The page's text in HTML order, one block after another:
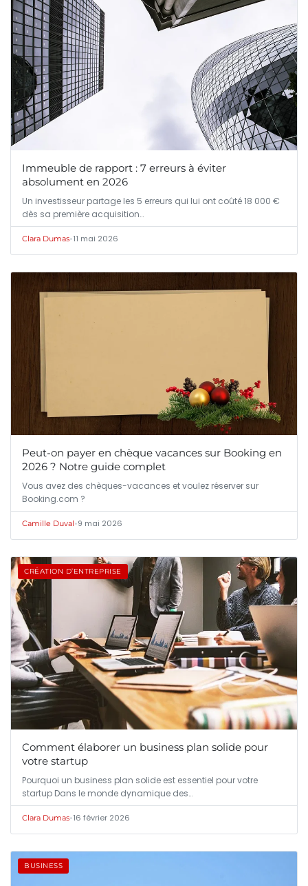
Immeuble de rapport : 7 erreurs à éviter
absolument en 2026
Un investisseur partage les 5 erreurs qui lui ont coûté 18 000 €
dès sa première acquisition…
Clara Dumas•11 mai 2026
Peut-on payer en chèque vacances sur Booking en
2026 ? Notre guide complet
Vous avez des chèques-vacances et voulez réserver sur
Booking.com ?
Camille Duval•9 mai 2026
CRÉATION D’ENTREPRISE
Comment élaborer un business plan solide pour
votre startup
Pourquoi un business plan solide est essentiel pour votre
startup Dans le monde dynamique des…
Clara Dumas•16 février 2026
BUSINESS